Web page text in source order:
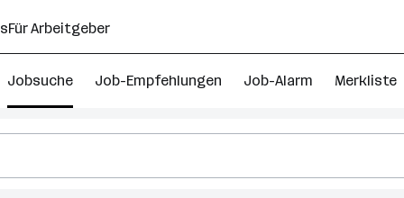
Für Arbeitgeber
Jobsuche Job-Empfehlungen Job-Alarm Merkliste